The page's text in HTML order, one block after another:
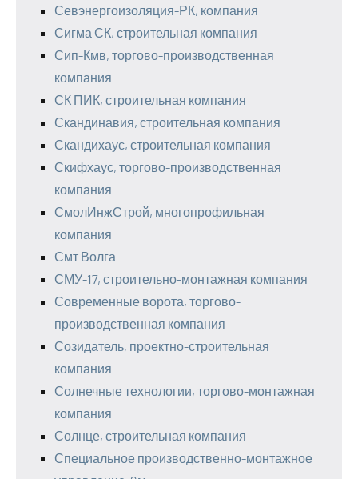
Севэнергоизоляция-РК, компания
Сигма СК, строительная компания
Сип-Кмв, торгово-производственная
компания
СК ПИК, строительная компания
Скандинавия, строительная компания
Скандихаус, строительная компания
Скифхаус, торгово-производственная
компания
СмолИнжСтрой, многопрофильная
компания
Смт Волга
СМУ-17, строительно-монтажная компания
Современные ворота, торгово-
производственная компания
Созидатель, проектно-строительная
компания
Солнечные технологии, торгово-монтажная
компания
Солнце, строительная компания
Специальное производственно-монтажное